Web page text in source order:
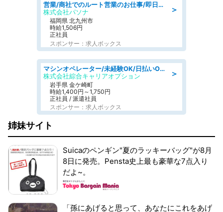
＞
営業/商社でのルート営業のお仕事/即日勤務可/車通勤可/営業
株式会社パソナ
福岡県 北九州市
時給1,506円
正社員
スポンサー：求人ボックス
＞
マシンオペレーター/未経験OK/日払いOK/寮完備/交替制/20・30・40代活躍中
株式会社綜合キャリアオプション
岩手県 金ケ崎町
時給1,400円～1,750円
正社員 / 派遣社員
スポンサー：求人ボックス
姉妹サイト
Suicaのペンギン"夏のラッキーバッグ"が8月
8日に発売。Pensta史上最も豪華な7点入り
だよ~。
「孫にあげると思って、あなたにこれをあげ